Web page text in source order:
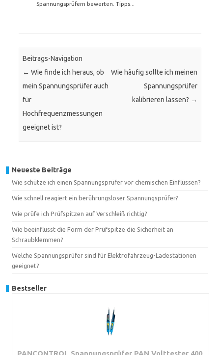
Spannungsprüfern bewerten. Tipps...
Beitrags-Navigation
← Wie finde ich heraus, ob
mein Spannungsprüfer auch
für
Hochfrequenzmessungen
geeignet ist?
Wie häufig sollte ich meinen
Spannungsprüfer
kalibrieren lassen? →
Neueste Beiträge
Wie schütze ich einen Spannungsprüfer vor chemischen Einflüssen?
Wie schnell reagiert ein berührungsloser Spannungsprüfer?
Wie prüfe ich Prüfspitzen auf Verschleiß richtig?
Wie beeinflusst die Form der Prüfspitze die Sicherheit an
Schraubklemmen?
Welche Spannungsprüfer sind für Elektrofahrzeug-Ladestationen
geeignet?
Bestseller
PANCONTROL Spannungsprüfer PAN Volttester 400